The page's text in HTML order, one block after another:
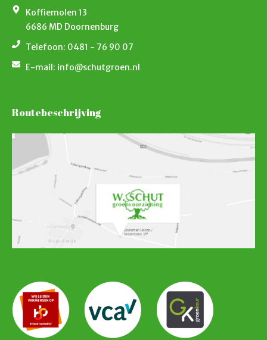
Koffiemolen 13
6686 MD Doornenburg
Telefoon: 0481 - 76 90 07
E-mail: info@schutgroen.nl
Routebeschrijving